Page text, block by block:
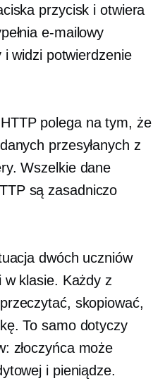
przycisk i otwiera
e-mailowy
widzi potwierdzenie
polega na tym, że
przesyłanych z
Wszelkie dane
są zasadniczo
dwóch uczniów
w klasie. Każdy z
skopiować,
To samo dotyczy
złoczyńca może
i pieniądze.